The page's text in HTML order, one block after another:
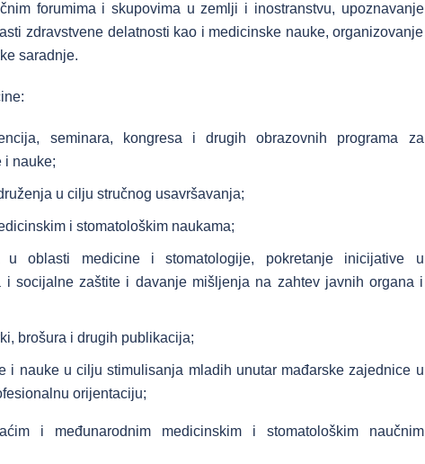
forumima i skupovima u zemlji i inostranstvu, upoznavanje
zdravstvene delatnosti kao i medicinske nauke, organizovanje
saradnje.
seminara, kongresa i drugih obrazovnih programa za
i nauke;
u cilju stručnog usavršavanja;
i stomatološkim naukama;
oblasti medicine i stomatologije, pokretanje inicijative u
i socijalne zaštite i davanje mišljenja na zahtev javnih organa i
brošura i drugih publikacija;
i nauke u cilju stimulisanja mladih unutar mađarske zajednice u
orijentaciju;
i međunarodnim medicinskim i stomatološkim naučnim